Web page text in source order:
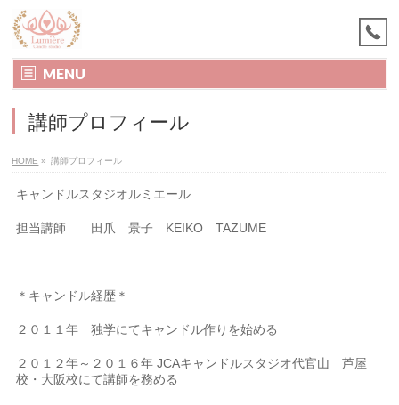
MENU
講師プロフィール
HOME » 講師プロフィール
キャンドルスタジオルミエール
担当講師 田爪 景子 KEIKO TAZUME
＊キャンドル経歴＊
２０１１年 独学にてキャンドル作りを始める
２０１２年～２０１６年 JCAキャンドルスタジオ代官山 芦屋
校・大阪校にて講師を務める